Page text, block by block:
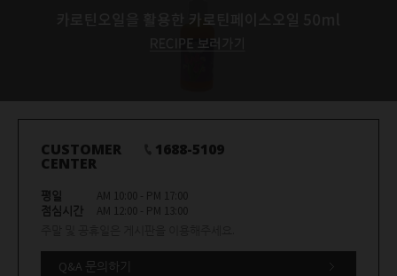
CUSTOMER
CENTER
1688-5109
평일
AM 10:00 - PM 17:00
점심시간
AM 12:00 - PM 13:00
Q&A 문의하기